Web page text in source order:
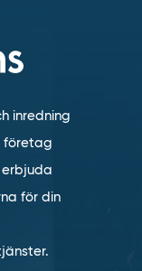
inredning
företag
erbjuda
för din